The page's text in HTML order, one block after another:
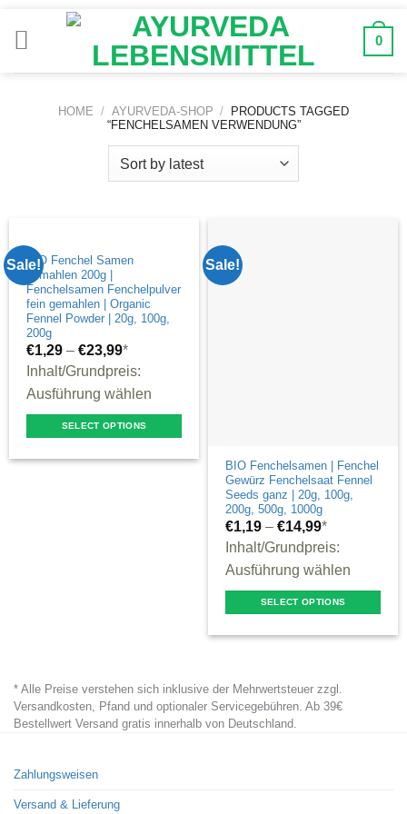
Inhalt
0
HOME / AYURVEDA-SHOP /
PRODUCTS TAGGED
“FENCHELSAMEN VERWENDUNG”
Sale!BIO Fenchel Samen
gemahlen 200g |
Fenchelsamen Fenchelpulver
fein gemahlen | Organic
Fennel Powder | 20g, 100g,
200g
€1,29 –€23,99*
Inhalt/Grundpreis:
Ausführung wählen
SELECT OPTIONS
the
product
Sale!
BIO Fenchelsamen | Fenchel
Gewürz Fenchelsaat Fennel
Seeds ganz | 20g, 100g,
200g, 500g, 1000g
€1,19 –€14,99*
Inhalt/Grundpreis:
Ausführung wählen
SELECT OPTIONS
multiple
variants.
* Alle Preise verstehen sich inklusive der Mehrwertsteuer zzgl.
Versandkosten, Pfand und optionaler Servicegebühren. Ab 39€
Bestellwert Versand gratis innerhalb von Deutschland.
Zahlungsweisen
Versand & Lieferung